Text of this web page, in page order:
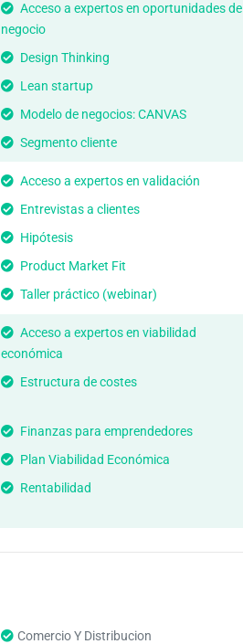
Acceso a expertos en oportunidades de
negocio
Design Thinking
Lean startup
Modelo de negocios: CANVAS
Segmento cliente
Acceso a expertos en validación
Entrevistas a clientes
Hipótesis
Product Market Fit
Taller práctico (webinar)
Acceso a expertos en viabilidad
económica
Estructura de costes
Finanzas para emprendedores
Plan Viabilidad Económica
Rentabilidad
Comercio Y Distribucion